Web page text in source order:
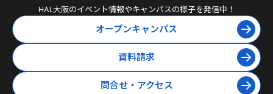
HAL大阪のイベント情報やキャンパスの様子を発信中！
オープンキャンパス
資料請求
問合せ・アクセス